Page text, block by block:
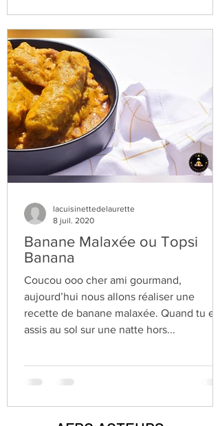
Banane Malaxée ou Topsi
Banana
Coucou ooo cher ami gourmand,
aujourd’hui nous allons réaliser une
recette de banane malaxée. Quand tu es
lacuisinettedelaurette
8 juil. 2020